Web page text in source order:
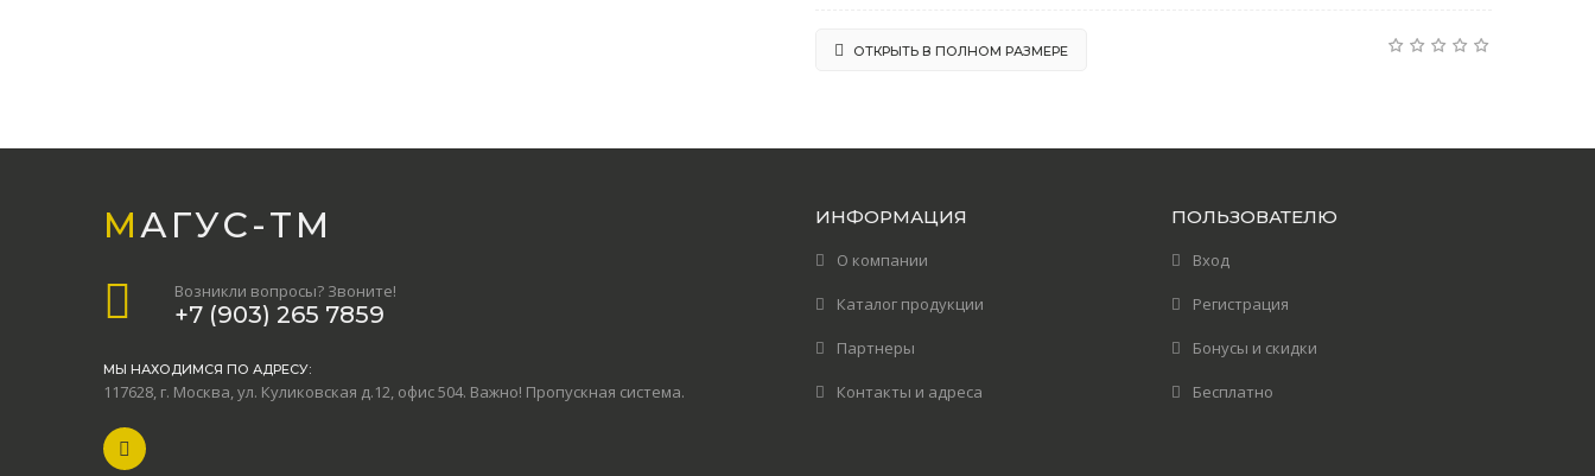
ОТКРЫТЬ В ПОЛНОМ РАЗМЕРЕ
МАГУС-TМ
Возникли вопросы? Звоните!
+7 (903) 265 7859
МЫ НАХОДИМСЯ ПО АДРЕСУ:
117628, г. Москва, ул. Куликовская д.12, офис 504. Важно! Пропускная система.
ИНФОРМАЦИЯ
О компании
Каталог продукции
Партнеры
Контакты и адреса
ПОЛЬЗОВАТЕЛЮ
Вход
Регистрация
Бонусы и скидки
Бесплатно